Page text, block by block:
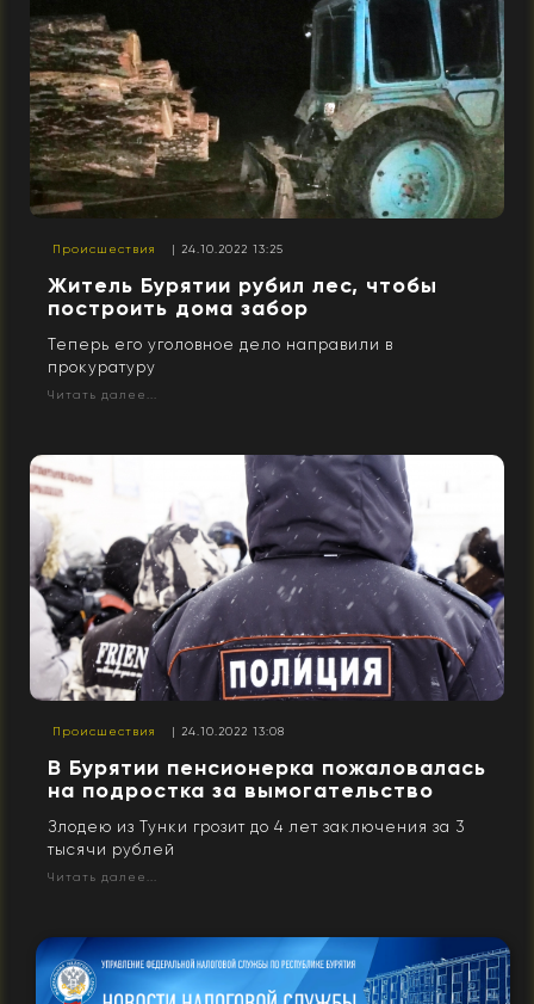
Происшествия | 24.10.2022 13:25
Житель Бурятии рубил лес, чтобы
построить дома забор
Теперь его уголовное дело направили в
прокуратуру
Читать далее...
Происшествия | 24.10.2022 13:08
В Бурятии пенсионерка пожаловалась
на подростка за вымогательство
Злодею из Тунки грозит до 4 лет заключения за 3
тысячи рублей
Читать далее...